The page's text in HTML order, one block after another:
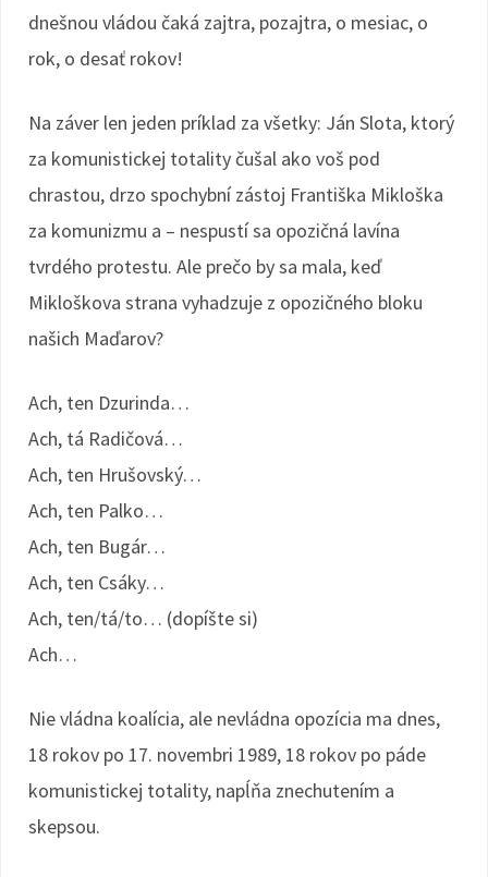
dnešnou vládou čaká zajtra, pozajtra, o mesiac, o
rok, o desať rokov!
Na záver len jeden príklad za všetky: Ján Slota, ktorý
za komunistickej totality čušal ako voš pod
chrastou, drzo spochybní zástoj Františka Mikloška
za komunizmu a – nespustí sa opozičná lavína
tvrdého protestu. Ale prečo by sa mala, keď
Mikloškova strana vyhadzuje z opozičného bloku
našich Maďarov?
Ach, ten Dzurinda…
Ach, tá Radičová…
Ach, ten Hrušovský…
Ach, ten Palko…
Ach, ten Bugár…
Ach, ten Csáky…
Ach, ten/tá/to… (dopíšte si)
Ach…
Nie vládna koalícia, ale nevládna opozícia ma dnes,
18 rokov po 17. novembri 1989, 18 rokov po páde
komunistickej totality, napĺňa znechutením a
skepsou.